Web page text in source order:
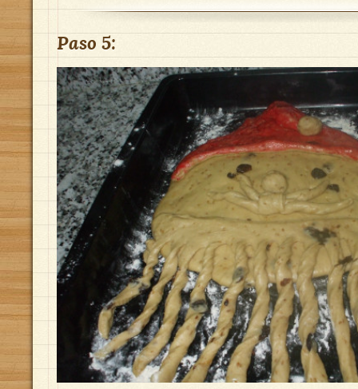
Paso 5: